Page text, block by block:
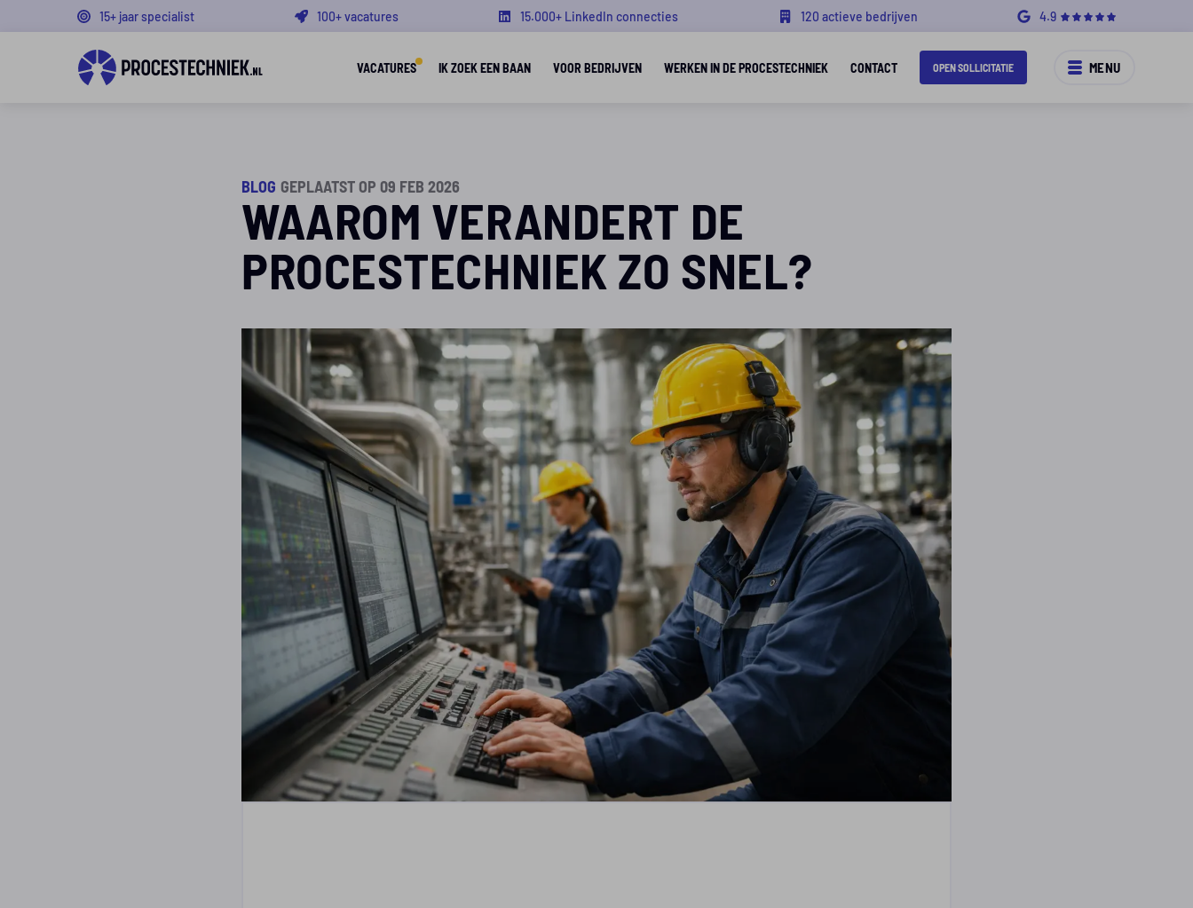
15+ jaar specialist 100+ vacatures 15.000+ LinkedIn connecties 120 actieve bedrijven 4.9
VACATURES IK ZOEK EEN BAAN VOOR BEDRIJVEN WERKEN IN DE PROCESTECHNIEK CONTACT OPEN SOLLICITATIE MENU
BLOG GEPLAATST OP 09 FEB 2026
WAAROM VERANDERT DE
PROCESTECHNIEK ZO SNEL?